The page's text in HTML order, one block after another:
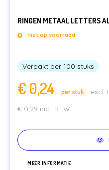
RINGEN METAAL LETTERS
niet op voorraad
Verpakt per 100 stuks
€ 0,24 per stuk
excl.
€ 0,29 incl. BTW
MEER INFORMATIE